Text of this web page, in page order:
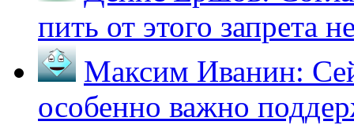
пить от этого запрета
Максим Иванин:
особенно важно